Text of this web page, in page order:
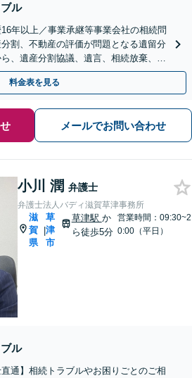
ル
年以上／事業承継等事業会社の相続問
割、不動産の評価が問題となる遺留分
、遺産分割協議、遺言、相続放棄、使
験豊富【JR草津駅2分】
料金表を見る
メールでお問い合わせ
小川 潤 弁護士
弁護士法人バディ滋賀草津事務所
滋
賀
県
|
草
津
市
草津駅 か
ら徒歩5分
営業時間：09:30~2
0:00（平日）
ル
通】相続トラブルやお困りごとのご相